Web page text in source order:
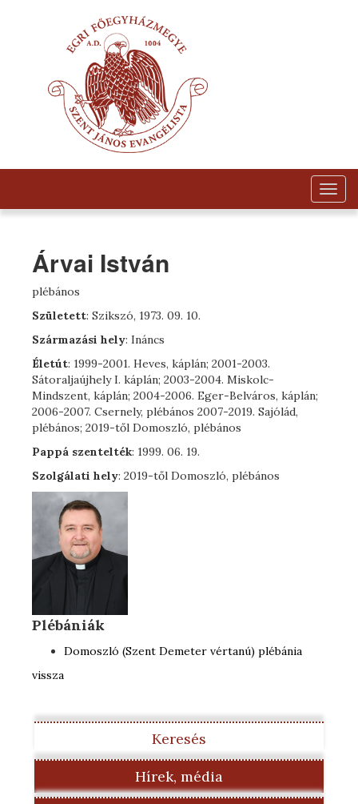
Árvai István
plébános
Született: Szikszó, 1973. 09. 10.
Származási hely: Ináncs
Életút: 1999-2001. Heves, káplán; 2001-2003.
Sátoraljaújhely I. káplán; 2003-2004. Miskolc-
Mindszent, káplán; 2004-2006. Eger-Belváros, káplán;
2006-2007. Csernely, plébános 2007-2019. Sajólád,
plébános; 2019-től Domoszló, plébános
Pappá szentelték: 1999. 06. 19.
Szolgálati hely: 2019-től Domoszló, plébános
Plébániák
Domoszló (Szent Demeter vértanú) plébánia
vissza
Keresés
Hírek, média